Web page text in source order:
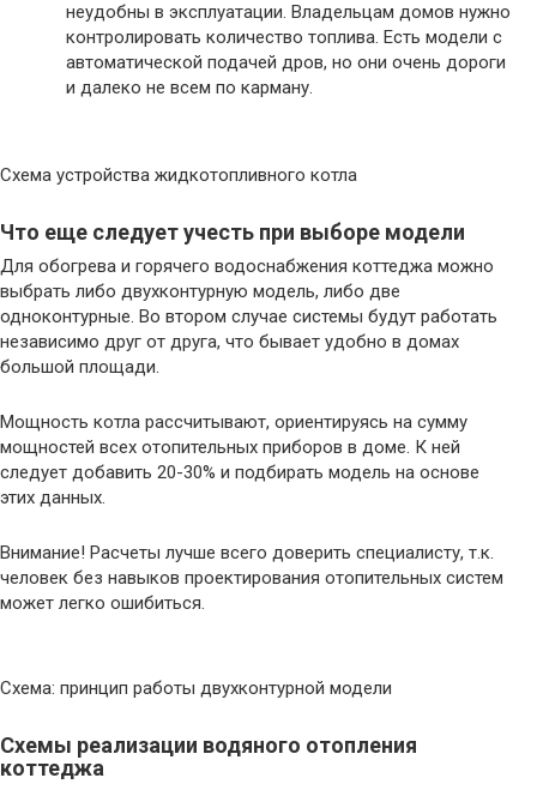
неудобны в эксплуатации. Владельцам домов нужно
контролировать количество топлива. Есть модели с
автоматической подачей дров, но они очень дороги
и далеко не всем по карману.
Схема устройства жидкотопливного котла
Что еще следует учесть при выборе модели
Для обогрева и горячего водоснабжения коттеджа можно
выбрать либо двухконтурную модель, либо две
одноконтурные. Во втором случае системы будут работать
независимо друг от друга, что бывает удобно в домах
большой площади.
Мощность котла рассчитывают, ориентируясь на сумму
мощностей всех отопительных приборов в доме. К ней
следует добавить 20-30% и подбирать модель на основе
этих данных.
Внимание! Расчеты лучше всего доверить специалисту, т.к.
человек без навыков проектирования отопительных систем
может легко ошибиться.
Схема: принцип работы двухконтурной модели
Схемы реализации водяного отопления
коттеджа